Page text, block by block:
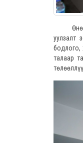
уулзалт
бодлого,
талаар